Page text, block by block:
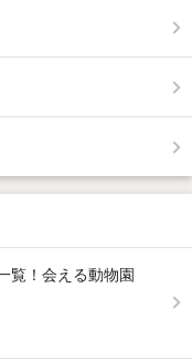
覧！会える動物園